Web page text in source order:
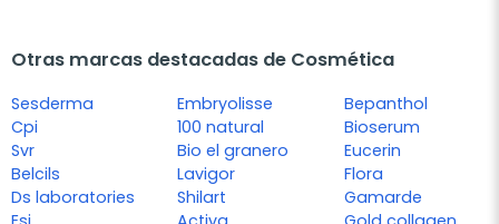
Otras marcas destacadas de Cosmética
Sesderma
Cpi
Svr
Belcils
Ds laboratories
Embryolisse
100 natural
Bio el granero
Lavigor
Shilart
Bepanthol
Bioserum
Eucerin
Flora
Gamarde